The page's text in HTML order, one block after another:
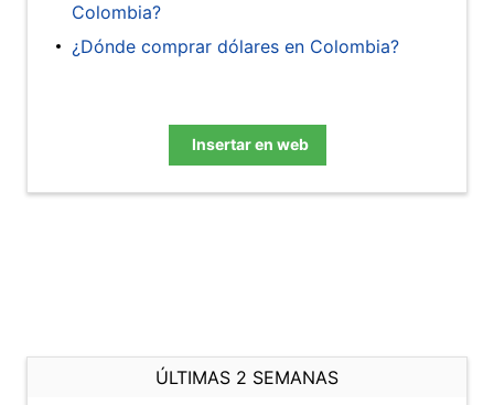
Colombia?
¿Dónde comprar dólares en Colombia?
Insertar en web
ÚLTIMAS 2 SEMANAS